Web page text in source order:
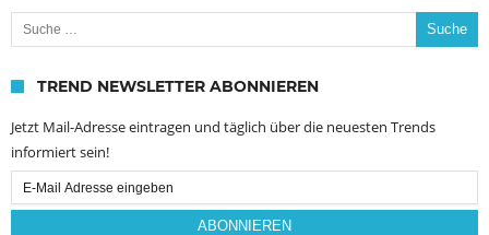
Suche nach:
TREND NEWSLETTER ABONNIEREN
Jetzt Mail-Adresse eintragen und täglich über die neuesten Trends
informiert sein!
Email
Subscription
ABONNIEREN